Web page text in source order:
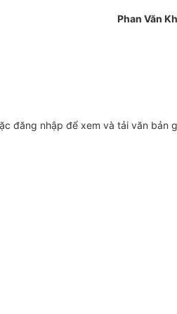
Phan Văn
đăng nhập để xem và tải văn bản